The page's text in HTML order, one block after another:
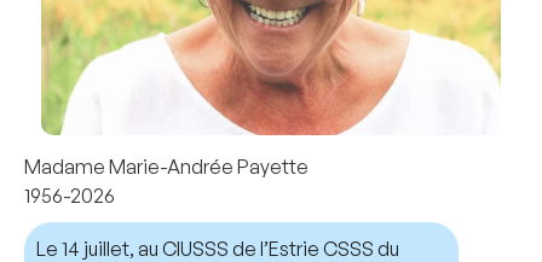
Madame Marie-Andrée Payette
1956-2026
Le 14 juillet, au CIUSSS de l’Estrie CSSS du